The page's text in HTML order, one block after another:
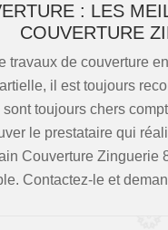
: LES
COUVERTURE
travaux de couverture
il est toujours
toujours chers
le prestataire qui
Couverture Zinguerie
Contactez-le et